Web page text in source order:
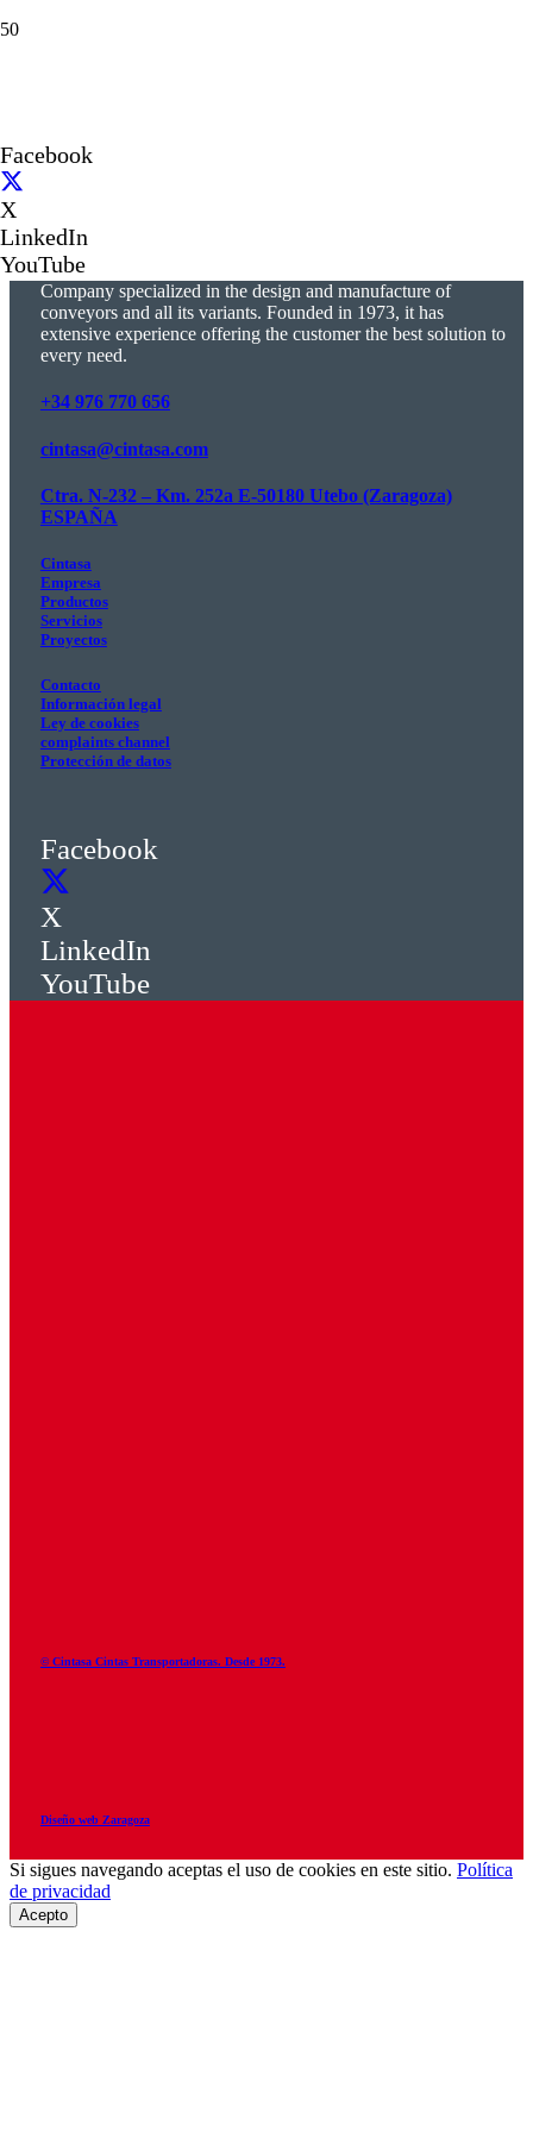
Facebook
X
LinkedIn
YouTube
Company specialized in the design and manufacture of
conveyors and all its variants. Founded in 1973, it has
extensive experience offering the customer the best solution to
every need.
+34 976 770 656
cintasa@cintasa.com
Ctra. N-232 – Km. 252a E-50180 Utebo (Zaragoza)
ESPAÑA
Cintasa
Empresa
Productos
Servicios
Proyectos
Contacto
Información legal
Ley de cookies
complaints channel
Protección de datos
Facebook
X
LinkedIn
YouTube
© Cintasa Cintas Transportadoras. Desde 1973.
Diseño web Zaragoza
Si sigues navegando aceptas el uso de cookies en este sitio. Política
de privacidad
Acepto